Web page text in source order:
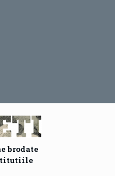
brodate